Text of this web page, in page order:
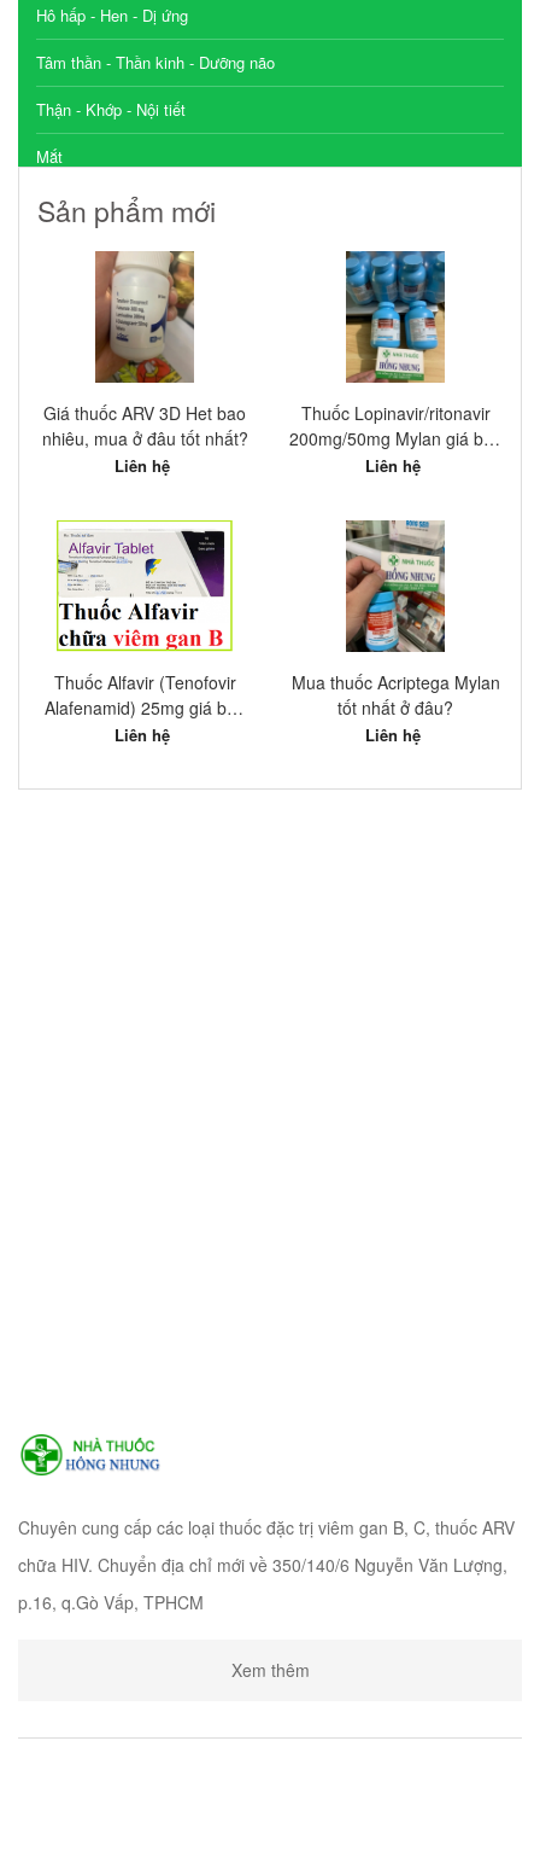
Hô hấp - Hen - Dị ứng
Tâm thần - Thần kinh - Dưỡng não
Thận - Khớp - Nội tiết
Mắt
Tai - Mũi - Họng
Mẹ & Bé
Vitamin - Khoáng chất
Sinh lý nam - Tiền liệt tuyến
Mỹ phẩm - Làm đẹp - Trị mụn
Vật tư Y tế - Thuốc khác
Sản phẩm mới
Giá thuốc ARV 3D Het bao
nhiêu, mua ở đâu tốt nhất?
Liên hệ
Thuốc Lopinavir/ritonavir
200mg/50mg Mylan giá bao
nhiêu, mua ở đâu tốt nhất?
Liên hệ
Thuốc Alfavir (Tenofovir
Alafenamid) 25mg giá bao
nhiêu, mua ở đâu tốt?
Liên hệ
Mua thuốc Acriptega Mylan
tốt nhất ở đâu?
Liên hệ
Chuyên cung cấp các loại thuốc đặc trị viêm gan B, C, thuốc ARV
chữa HIV. Chuyển địa chỉ mới về 350/140/6 Nguyễn Văn Lượng,
p.16, q.Gò Vấp, TPHCM
Xem thêm